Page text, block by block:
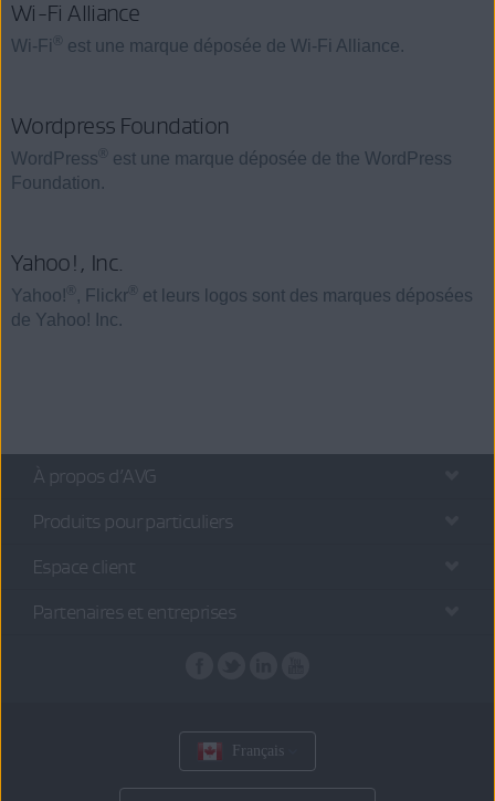
Wi-Fi Alliance
Wi-Fi ® est une marque déposée de Wi-Fi Alliance.
Wordpress Foundation
WordPress ®
est une marque déposée de the WordPress
Foundation.
Yahoo!, Inc.
Yahoo! ® , Flickr ®
et leurs logos sont des marques déposées
de Yahoo! Inc.
À propos d’AVG
Produits pour particuliers
Espace client
Partenaires et entreprises
Français